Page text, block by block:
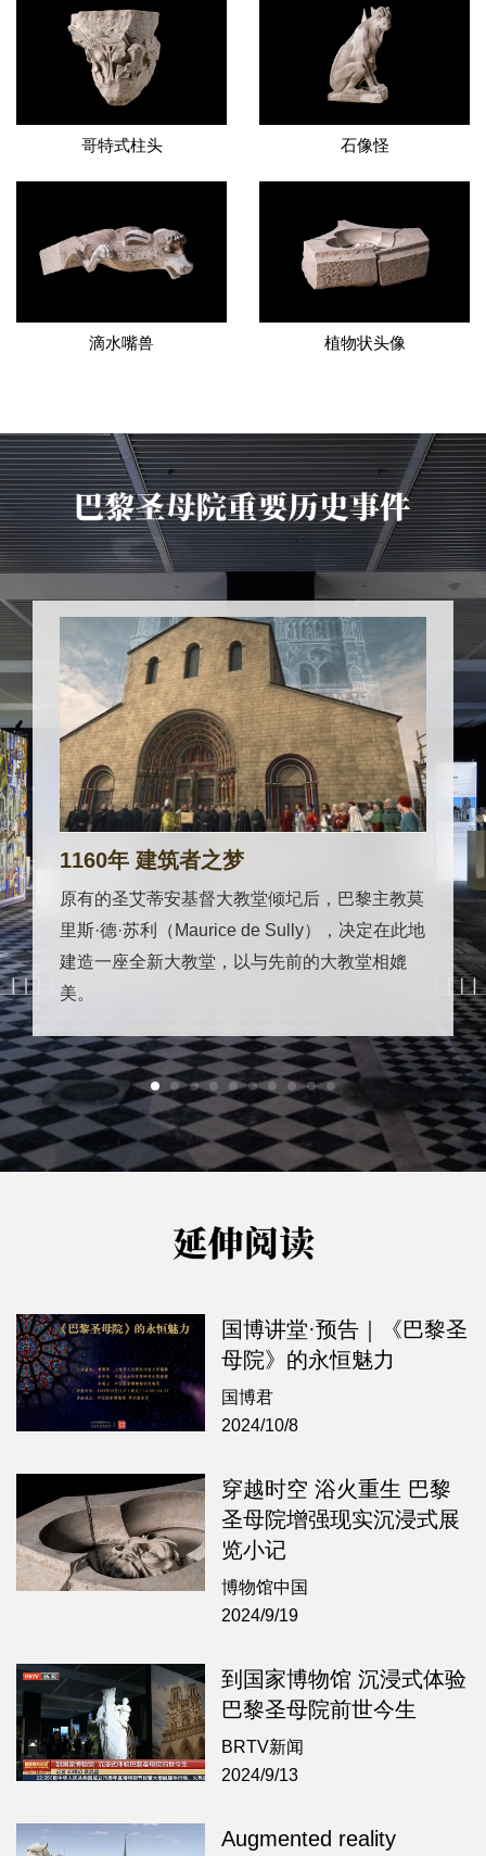
单，并于1991年被联合国教科文组织列入《世界遗产
名录》。
借助雕塑模型，运用增强现实技术，
将实体与数字技
母院的意外失火开始，回溯至1163年的遥远岁月，以
巴黎圣母院的重要历史时刻为线索，带领观众穿越时
空，感受其数百年的变迁与故事，深入了解大教堂修
缮背后的精湛工艺，以及为重建大教堂所展现出的专
哥特式柱头 石像怪
滴水嘴兽 植物状头像
1160年 建筑者之梦
原有的圣艾蒂安基督大教堂倾圮后，巴黎主教莫
里斯·德·苏利（Maurice de Sully），决定在此地
建造一座全新大教堂，以与先前的大教堂相媲
美。
国博讲堂·预告｜《巴黎圣
母院》的永恒魅力
国博君
2024/10/8
穿越时空 浴火重生 巴黎
圣母院增强现实沉浸式展
览小记
博物馆中国
2024/9/19
到国家博物馆 沉浸式体验
巴黎圣母院前世今生
BRTV新闻
2024/9/13
Augmented reality